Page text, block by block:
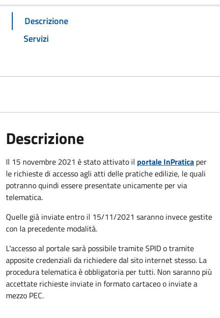
Descrizione
Servizi
Descrizione
Il 15 novembre 2021 è stato attivato il portale InPratica per
le richieste di accesso agli atti delle pratiche edilizie, le quali
potranno quindi essere presentate unicamente per via
telematica.
Quelle già inviate entro il 15/11/2021 saranno invece gestite
con la precedente modalità.
L'accesso al portale sarà possibile tramite SPID o tramite
apposite credenziali da richiedere dal sito internet stesso. La
procedura telematica è obbligatoria per tutti. Non saranno più
accettate richieste inviate in formato cartaceo o inviate a
mezzo PEC.